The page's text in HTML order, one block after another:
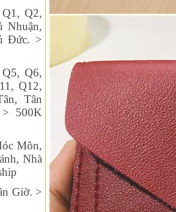
Q1, Q2,
Nhuận,
Đức. >
Q5, Q6,
Q12,
Tân
500K
Môn,
Nhà
Giờ. >